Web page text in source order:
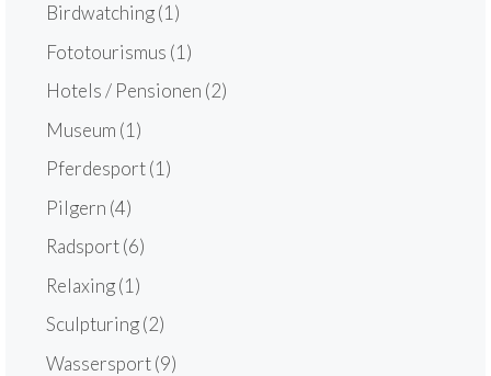
Birdwatching(1)
Fototourismus (1)
Hotels / Pensionen (2)
Museum (1)
Pferdesport(1)
Pilgern (4)
Radsport(6)
Relaxing(1)
Sculpturing(2)
Wassersport(9)